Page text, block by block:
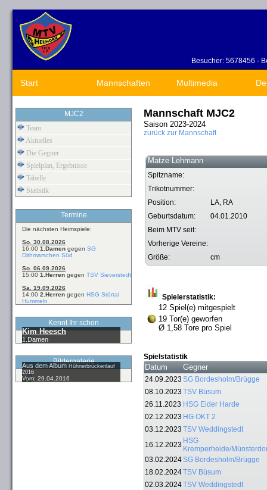
Besucher: 5678456 -
Start Mannschaften Multimedia
MJC2
Team
Aktuelles
Die Gegner
Spielplan, Ergebnisse
Tabelle
Statistik
Termine
Die nächsten Heimspiele:
So. 30.08.2026
16:00 1.Damen gegen SG
Dithmarschen Süd
So. 06.09.2026
15:00 1.Herren gegen TSV Sieverstedt
Sa. 19.09.2026
14:00 2.Herren gegen HSG Störtal
Hummeln
Kennt Ihr schon
Kim Heesch
1.Damen
Bildergalerie
Aus dem AlbumHühnerbrückenlauf
2016
Vom: 29.04.2016
Mannschaft MJC2
Saison 2023-2024
zurück zur Mannschaft
Matze Lehmann
Spitzname:
Trikotnummer:
Position:
LA, RA
Geburtsdatum:
04.01.2010
Beim MTV seit:
Vorherige Vereine:
Größe:
cm
Spielerstatistik:
12 Spiel(e) mitgespielt
19 Tor(e) geworfen
Ø 1,58 Tore pro Spiel
Spielstatistik
Datum Gegner
24.09.2023 SG Bordesholm/Brügge
08.10.2023 TSV Büsum
26.11.2023 HSG Eider Harde
02.12.2023 HG OKT 2
03.12.2023 TSV Weddingstedt
16.12.2023 HSG
Kremperheide/
03.02.2024SG Bordesholm/Brügge
18.02.2024TSV Büsum
02.03.2024TSV Weddingstedt